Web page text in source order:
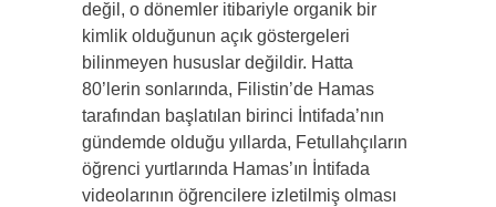
değil, o dönemler itibariyle organik bir
kimlik olduğunun açık göstergeleri
bilinmeyen hususlar değildir. Hatta
80’lerin sonlarında, Filistin’de Hamas
tarafından başlatılan birinci İntifada’nın
gündemde olduğu yıllarda, Fetullahçıların
öğrenci yurtlarında Hamas’ın İntifada
videolarının öğrencilere izletilmiş olması